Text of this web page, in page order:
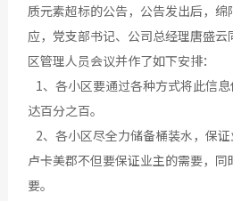
质元素超标的公告，公告发出后，
应，党支部书记、公司总经理唐盛
区管理人员会议并作了如下安排：
1、各小区要通过各种方式将此信
达百分之百。
2、各小区尽全力储备桶装水，保证
卢卡美郡不但要保证业主的需要，
要。